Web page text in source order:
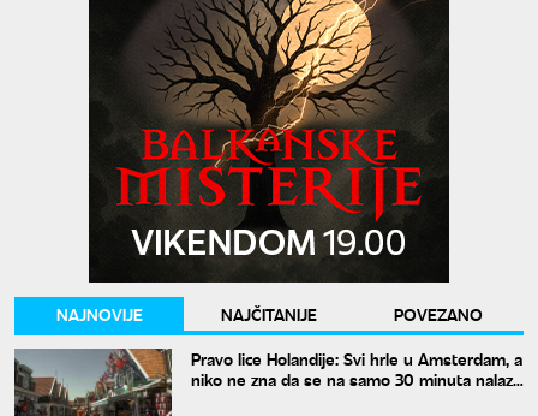
NAJNOVIJE NAJČITANIJE
POVEZANO
Pravo lice Holandije: Svi hrle u Amsterdam, a
niko ne zna da se na samo 30 minuta nalazi